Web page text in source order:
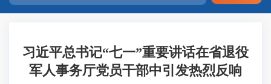
习近平总书记“七一”重要讲话在省退役
军人事务厅党员干部中引发热烈反响